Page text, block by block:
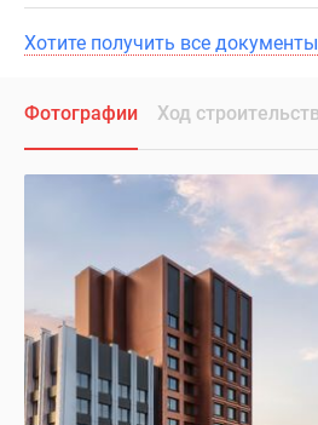
Хотите получить все
Фотографии Ход